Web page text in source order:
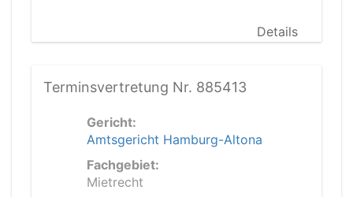
Details
Terminsvertretung Nr. 885413
Gericht:
Amtsgericht Hamburg-Altona
Fachgebiet:
Mietrecht